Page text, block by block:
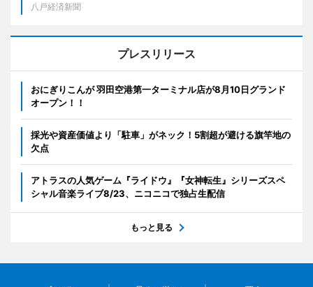
八戸経済新聞
プレスリリース
おにぎりこんが 羽田空港第一ターミナル店が8月10日グランド
オープン！！
採光や資産価値より「駐車」がネック！5割超が避ける旗竿地の
欠点
アトラスの人気ゲーム『ライドウ』『女神転生』シリーズスペ
シャル音楽ライブ8/23、ニコニコで独占生配信
もっと見る